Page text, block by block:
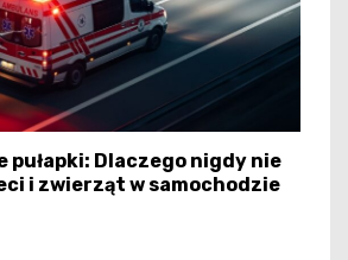
pułapki: Dlaczego nigdy nie
i zwierząt w samochodzie